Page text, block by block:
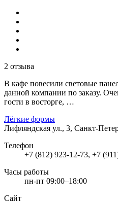
2 отзыва
В кафе повесили световые
данной компании по заказу.
гости в восторге, …
Лёгкие формы
Лифляндская ул., 3, Санкт-
Телефон
+7 (812) 923-12-73, +7
Часы работы
пн-пт 09:00–18:00
Сайт